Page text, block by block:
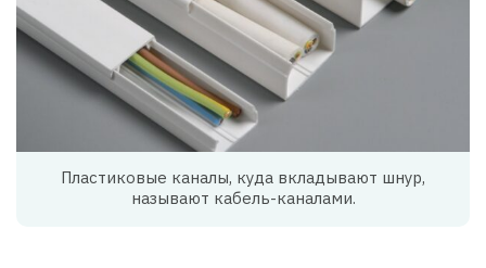
Пластиковые каналы, куда вкладывают шнур,
называют кабель-каналами.